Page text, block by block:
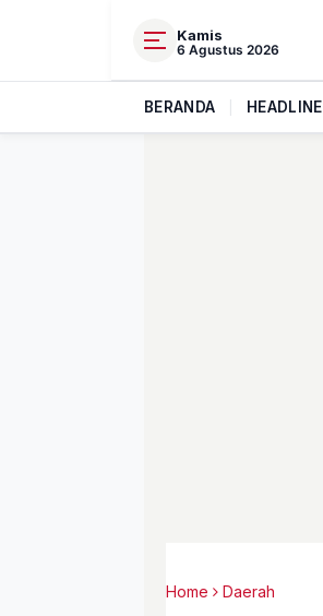
Kamis
6 Agustus 2026
BERANDA HEADLINE
Home Daerah